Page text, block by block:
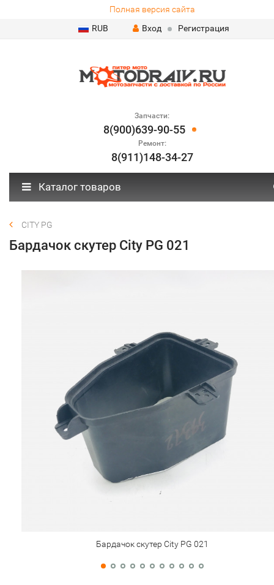
Полная версия сайта
RUB
Вход Регистрация
Запчасти:
8(900)639-90-55
Ремонт:
8(911)148-34-27
Каталог товаров
CITY PG
Бардачок скутер City PG 021
Бардачок скутер City PG 021